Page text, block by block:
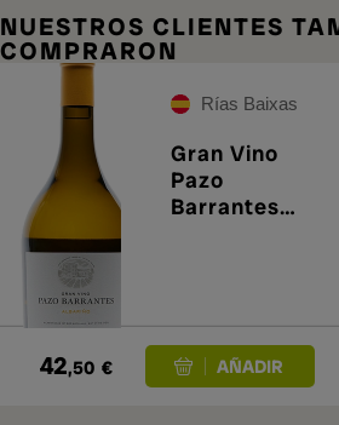
NUESTROS CLIENTES
COMPRARON
Rías Baixas
Gran Vino
Pazo
Barrantes
42,50 €